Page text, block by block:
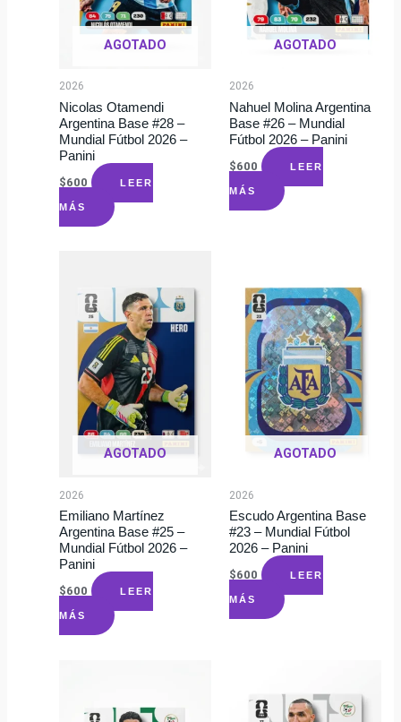
AGOTADO
2026
Nicolas Otamendi
Argentina Base #28 –
Mundial Fútbol 2026 –
Panini
$600 LEER
MÁS
AGOTADO
2026
Nahuel Molina Argentina
Base #26 – Mundial
Fútbol 2026 – Panini
$600 LEER
MÁS
AGOTADO
2026
Emiliano Martínez
Argentina Base #25 –
Mundial Fútbol 2026 –
Panini
$600 LEER
MÁS
AGOTADO
2026
Escudo Argentina Base
#23 – Mundial Fútbol
2026 – Panini
$600 LEER
MÁS